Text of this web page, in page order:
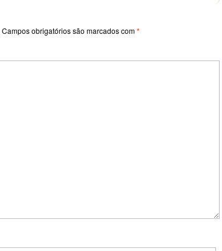
Campos obrigatórios são marcados com*